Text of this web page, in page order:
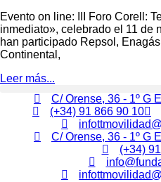
Evento on line: III Foro Corell:
inmediato», celebrado el 11 de
han participado Repsol,
Continental,
Leer más...
C/ Orense, 36 - 1º G
(+34) 91 866 90 10
C/ Orense, 36 - 1º G
(+34)